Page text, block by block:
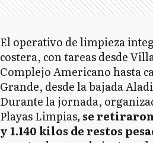
El operativo de limpieza
costera, con tareas desde
Complejo Americano hasta
Grande, desde la bajada
Durante la jornada,
Playas Limpias, se
y 1.140 kilos de restos